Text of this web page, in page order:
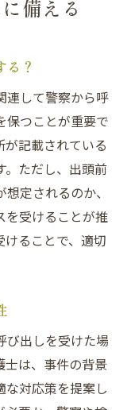
備える
る？
連して警察から呼
保つことが重要で
記載されている
。ただし、出頭前
定されるのか、
を受けることが推
ることで、適切
び出しを受けた場
士は、事件の背景
対応策を提案し